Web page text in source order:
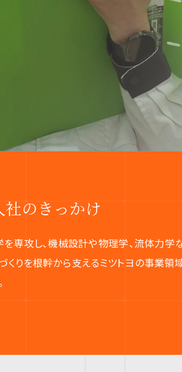
社のきっかけ
専攻し、機械設計や物理学、流体力学
くりを根幹から支えるミツトヨの事業領